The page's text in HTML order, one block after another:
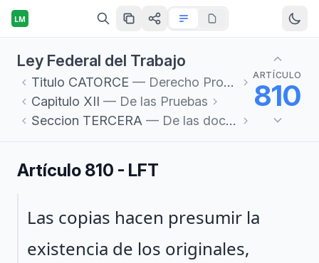
LM
Ley Federal del Trabajo
Titulo CATORCE — Derecho Procesal del Trabajo
Capitulo XII — De las Pruebas
Seccion TERCERA — De las documentales
ARTÍCULO
810
Artículo 810 - LFT
Párrafo 1
Las copias hacen presumir la
existencia de los originales,